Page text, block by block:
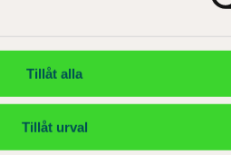
Tillåt alla
Tillåt urval